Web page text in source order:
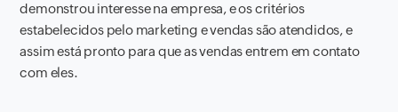
demonstrou interesse na empresa, e os critérios
estabelecidos pelo marketing e vendas são atendidos, e
assim está pronto para que as vendas entrem em contato
com eles.